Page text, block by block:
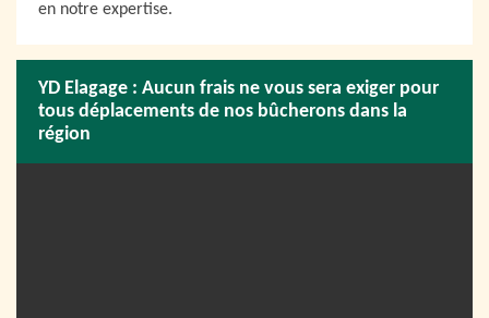
en notre expertise.
YD Elagage : Aucun frais ne vous sera exiger pour
tous déplacements de nos bûcherons dans la
région